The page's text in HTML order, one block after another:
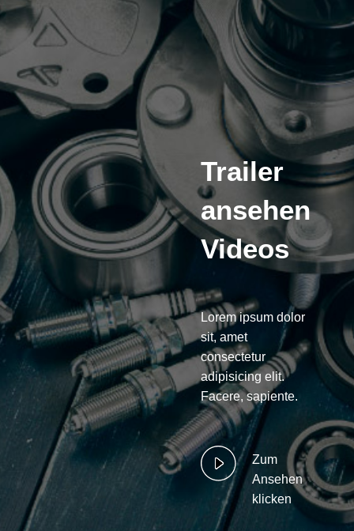
Trailer
ansehen
Videos
Lorem ipsum dolor
sit, amet
consectetur
adipisicing elit.
Facere, sapiente.
Zum
Ansehen
klicken